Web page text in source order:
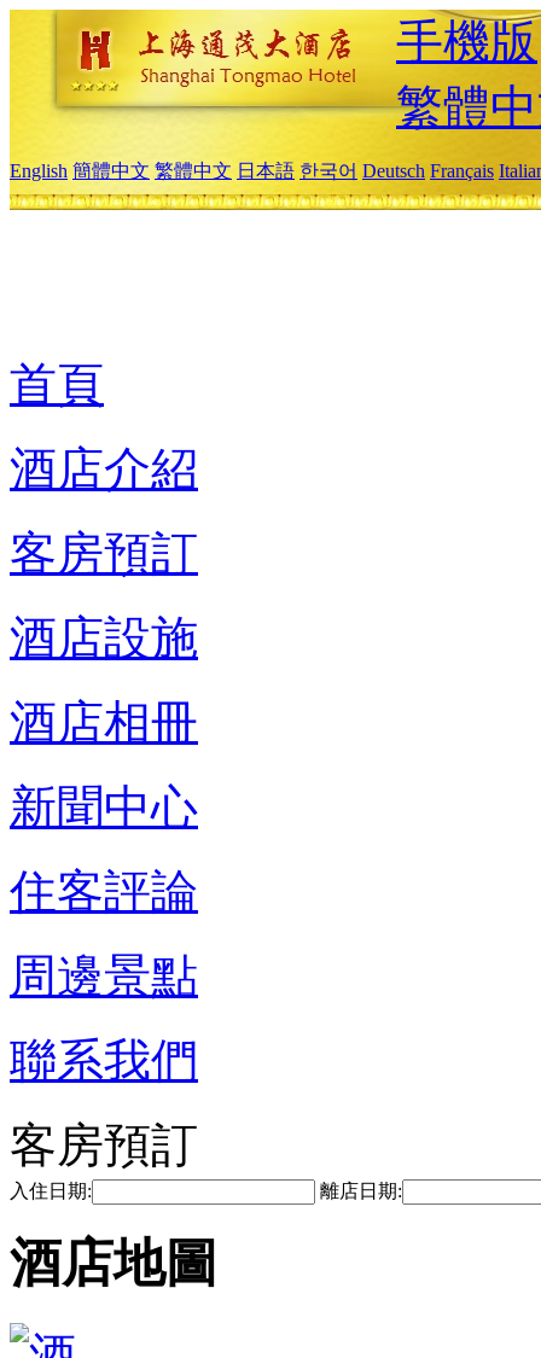
手機版
繁體
English 簡體中文 繁體中文 日本語 한국어 Deutsch Français
首頁
酒店介紹
客房預訂
酒店設施
酒店相冊
新聞中心
住客評論
周邊景點
聯系我們
客房預訂
入住日期: 離店日期:
酒店地圖